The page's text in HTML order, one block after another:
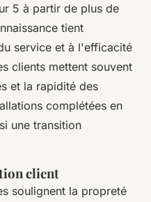
5 à partir de plus de
tient
service et à l'efficacité
clients mettent souvent
et la rapidité des
complétées en
une transition
client
soulignent la propreté